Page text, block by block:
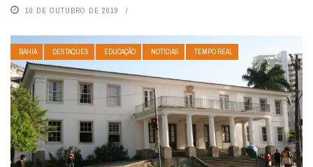
10 DE OUTUBRO DE 2019
BAHIA DESTAQUES EDUCAÇÃO NOTÍCIAS TEMPO REAL